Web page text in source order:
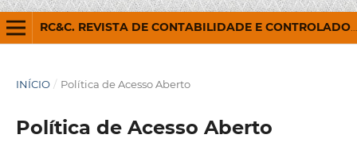
RC&C. REVISTA DE CONTABILIDADE E CONTROLADORIA
INÍCIO / Política de Acesso Aberto
Política de Acesso Aberto